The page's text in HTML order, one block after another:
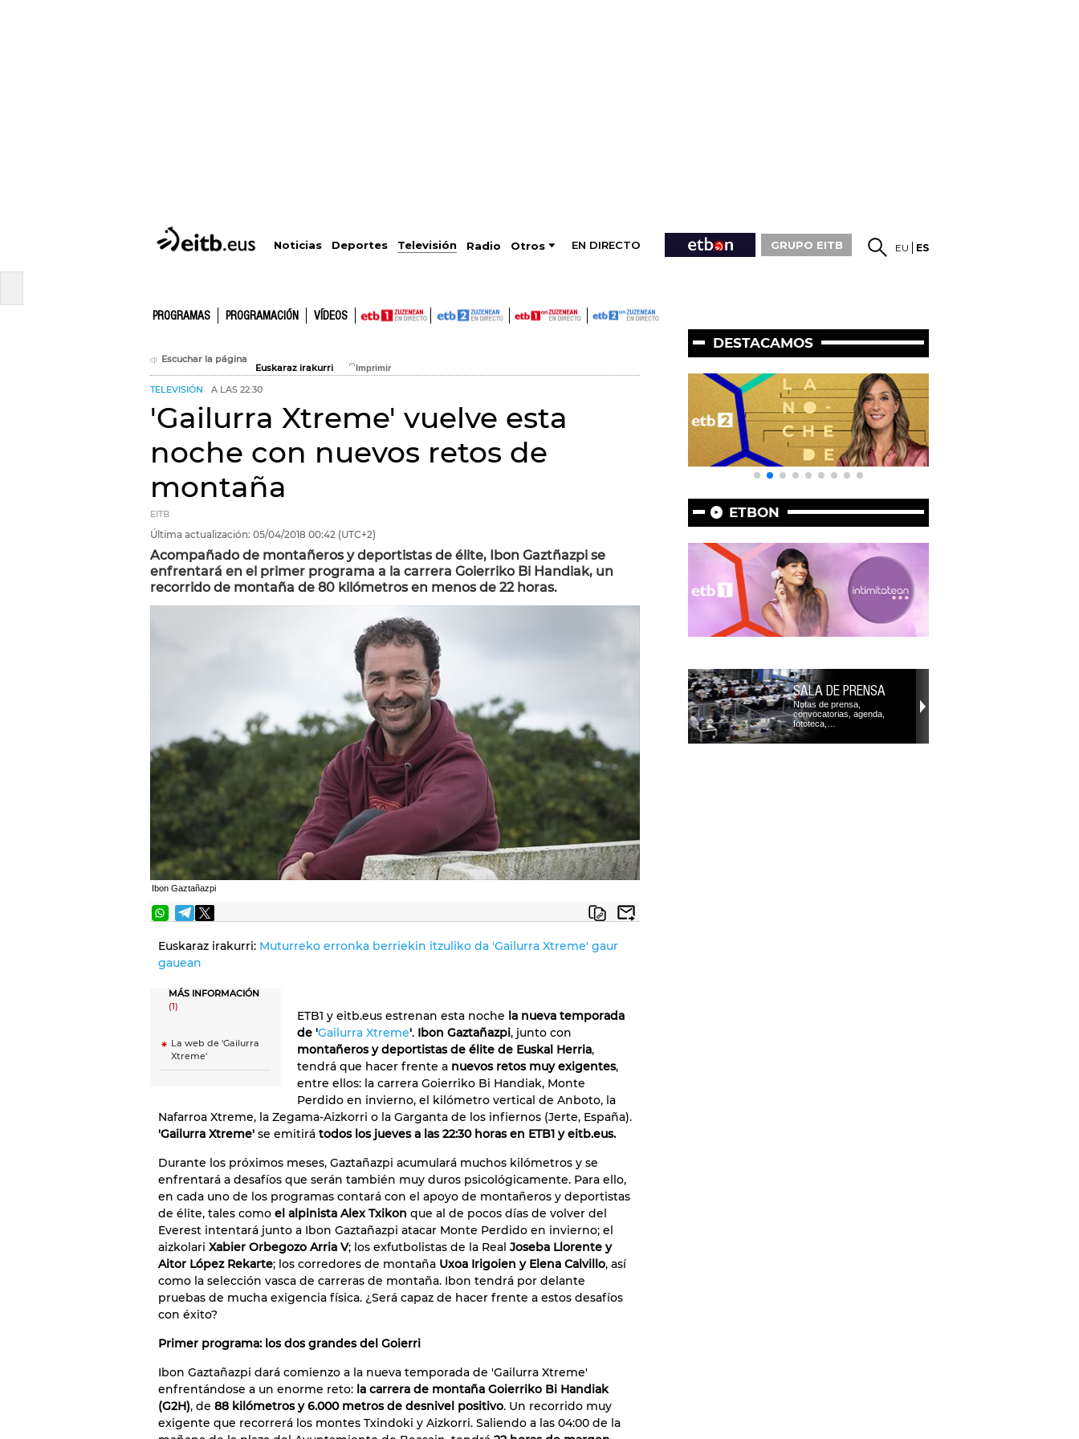
Noticias Deportes Televisión Radio Otros EN DIRECTO GRUPO EITB EU ES
PROGRAMAS PROGRAMACIÓN VÍDEOS
Escuchar la página
Euskaraz irakurri
TELEVISIÓN A LAS 22:30
'Gailurra Xtreme' vuelve esta
noche con nuevos retos de
montaña
EITB
Última actualización: 05/04/2018 00:42 (UTC+2)
Acompañado de montañeros y deportistas de élite, Ibon Gaztñazpi se
enfrentará en el primer programa a la carrera Goierriko Bi Handiak, un
recorrido de montaña de 80 kilómetros en menos de 22 horas.
Ibon Gaztañazpi
Euskaraz irakurri: Muturreko erronka berriekin itzuliko da 'Gailurra Xtreme' gaur
gauean
MÁS INFORMACIÓN
(1)
La web de 'Gailurra
Xtreme'
ETB1 y eitb.eus estrenan esta noche la nueva temporada
de 'Gailurra Xtreme'. Ibon Gaztañazpi, junto con
montañeros y deportistas de élite de Euskal Herria,
tendrá que hacer frente a nuevos retos muy exigentes,
entre ellos: la carrera Goierriko Bi Handiak, Monte
Perdido en invierno, el kilómetro vertical de Anboto, la
Nafarroa Xtreme, la Zegama-Aizkorri o la Garganta de los infiernos (Jerte, España).
'Gailurra Xtreme' se emitirá todos los jueves a las 22:30 horas en ETB1 y eitb.eus.
Durante los próximos meses, Gaztañazpi acumulará muchos kilómetros y se
enfrentará a desafíos que serán también muy duros psicológicamente. Para ello,
en cada uno de los programas contará con el apoyo de montañeros y deportistas
de élite, tales como el alpinista Alex Txikon que al de pocos días de volver del
Everest intentará junto a Ibon Gaztañazpi atacar Monte Perdido en invierno; el
aizkolari Xabier Orbegozo Arria V; los exfutbolistas de la Real Joseba Llorente y
Aitor López Rekarte; los corredores de montaña Uxoa Irigoien y Elena Calvillo, así
como la selección vasca de carreras de montaña. Ibon tendrá por delante
pruebas de mucha exigencia física. ¿Será capaz de hacer frente a estos desafíos
con éxito?
Primer programa: los dos grandes del Goierri
Ibon Gaztañazpi dará comienzo a la nueva temporada de 'Gailurra Xtreme'
enfrentándose a un enorme reto: la carrera de montaña Goierriko Bi Handiak
(G2H), de 88 kilómetros y 6.000 metros de desnivel positivo. Un recorrido muy
exigente que recorrerá los montes Txindoki y Aizkorri. Saliendo a las 04:00 de la
DESTACAMOS
ETBON
SALA DE PRENSA
Notas de prensa,
convocatorias, agenda,
fototeca,…